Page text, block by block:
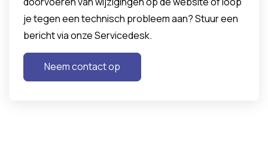
je tegen een technisch probleem aan? Stuur een
bericht via onze Servicedesk.
Neem contact op